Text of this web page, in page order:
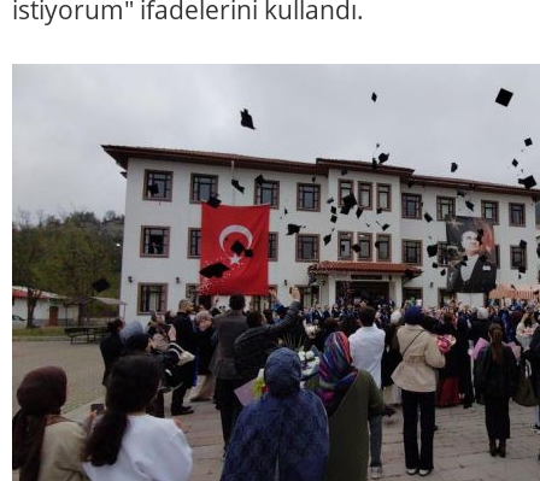
istiyorum" ifadelerini kullandı.